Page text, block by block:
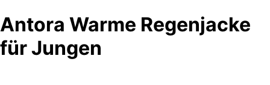
Antora Warme Regenjacke
für Jungen